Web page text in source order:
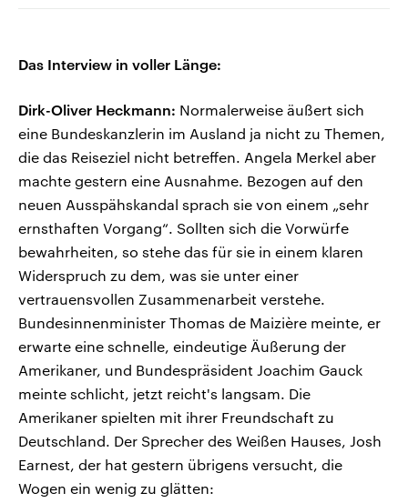
Das Interview in voller Länge:
Dirk-Oliver Heckmann: Normalerweise äußert sich
eine Bundeskanzlerin im Ausland ja nicht zu Themen,
die das Reiseziel nicht betreffen. Angela Merkel aber
machte gestern eine Ausnahme. Bezogen auf den
neuen Ausspähskandal sprach sie von einem „sehr
ernsthaften Vorgang“. Sollten sich die Vorwürfe
bewahrheiten, so stehe das für sie in einem klaren
Widerspruch zu dem, was sie unter einer
vertrauensvollen Zusammenarbeit verstehe.
Bundesinnenminister Thomas de Maizière meinte, er
erwarte eine schnelle, eindeutige Äußerung der
Amerikaner, und Bundespräsident Joachim Gauck
meinte schlicht, jetzt reicht's langsam. Die
Amerikaner spielten mit ihrer Freundschaft zu
Deutschland. Der Sprecher des Weißen Hauses, Josh
Earnest, der hat gestern übrigens versucht, die
Wogen ein wenig zu glätten: